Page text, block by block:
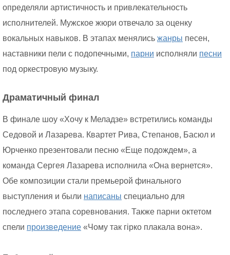
определяли артистичность и привлекательность
исполнителей. Мужское жюри отвечало за оценку
вокальных навыков. В этапах менялись жанры песен,
наставники пели с подопечными, парни исполняли песни
под оркестровую музыку.
Драматичный финал
В финале шоу «Хочу к Меладзе» встретились команды
Седовой и Лазарева. Квартет Рива, Степанов, Басюл и
Юрченко презентовали песню «Еще подождем», а
команда Сергея Лазарева исполнила «Она вернется».
Обе композиции стали премьерой финального
выступления и были написаны специально для
последнего этапа соревнования. Также парни октетом
спели произведение «Чому так гірко плакала вона».